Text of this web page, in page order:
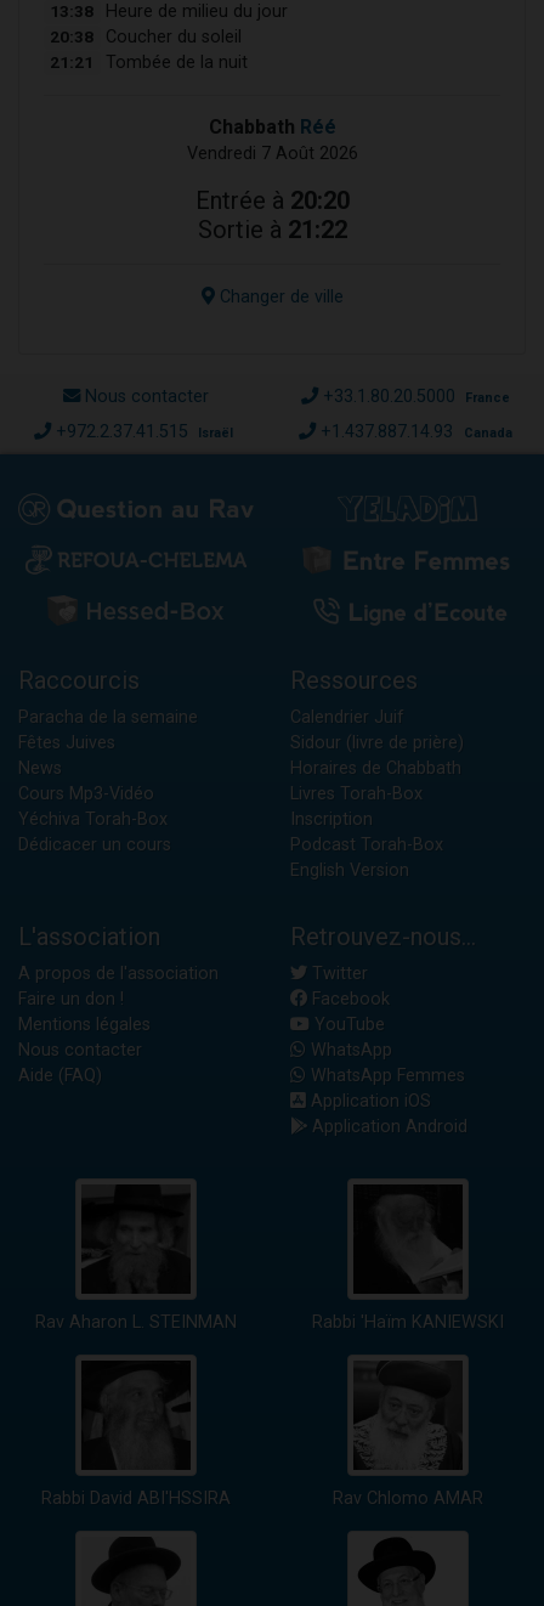
13:38 Heure de milieu du jour
20:38 Coucher du soleil
21:21 Tombée de la nuit
Chabbath Réé
Vendredi 7 Août 2026
Entrée à 20:20
Sortie à 21:22
Changer de ville
Nous contacter +33.1.80.20.5000 France
+972.2.37.41.515 Israël +1.437.887.14.93 Canada
Raccourcis
Paracha de la semaine
Fêtes Juives
News
Cours Mp3-Vidéo
Yéchiva Torah-Box
Dédicacer un cours
Ressources
Calendrier Juif
Sidour (livre de prière)
Horaires de Chabbath
Livres Torah-Box
Inscription
Podcast Torah-Box
English Version
L'association
A propos de l'association
Faire un don !
Mentions légales
Nous contacter
Aide (FAQ)
Retrouvez-nous...
Twitter
Facebook
YouTube
WhatsApp
WhatsApp Femmes
Application iOS
Application Android
Rav Aharon L. STEINMAN Rabbi 'Haïm KANIEWSKI
Rabbi David ABI'HSSIRA Rav Chlomo AMAR